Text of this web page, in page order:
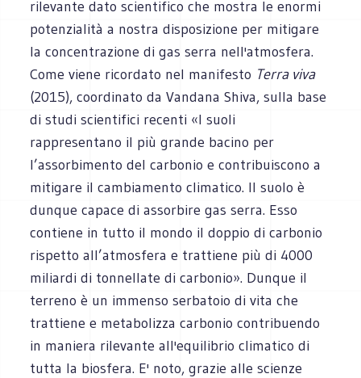
rilevante dato scientifico che mostra le enormi
potenzialità a nostra disposizione per mitigare
la concentrazione di gas serra nell'atmosfera.
Come viene ricordato nel manifesto Terra viva
(2015), coordinato da Vandana Shiva, sulla base
di studi scientifici recenti «I suoli
rappresentano il più grande bacino per
l’assorbimento del carbonio e contribuiscono a
mitigare il cambiamento climatico. Il suolo è
dunque capace di assorbire gas serra. Esso
contiene in tutto il mondo il doppio di carbonio
rispetto all’atmosfera e trattiene più di 4000
miliardi di tonnellate di carbonio». Dunque il
terreno è un immenso serbatoio di vita che
trattiene e metabolizza carbonio contribuendo
in maniera rilevante all'equilibrio climatico di
tutta la biosfera. E' noto, grazie alle scienze